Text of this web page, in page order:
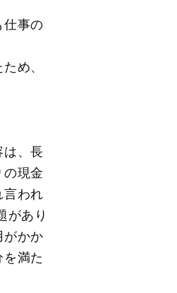
仕事の
め、
は、長
現金
言われ
があり
がかか
満た